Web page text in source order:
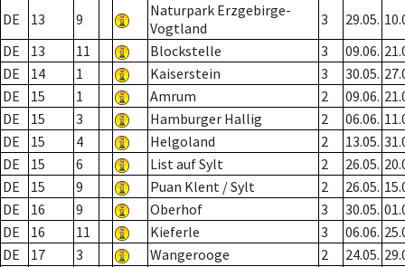
DE 13 9
Naturpark Erzgebirge-
Vogtland
3 29.05.
DE
13 11 Blockstelle 3 09.06.
DE
14 1 Kaiserstein 3 30.05.
DE
15 1 Amrum 2 09.06.
DE
15 3 Hamburger Hallig 2 06.06.
DE
15 4 Helgoland 2 13.05.
DE
15 6 List auf Sylt 2 26.05.
DE
15 9 Puan Klent / Sylt 2 26.05.
DE
16 9 Oberhof 3 30.05.
DE
16 11 Kieferle 3 06.06.
DE
17 3 Wangerooge 2 24.05.